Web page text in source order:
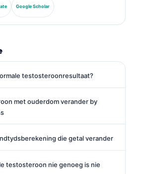
vir Kliniese Chemie, spesialiseer hy
paneelanalise, biomarker-
Google Scholar
testosteroonresultaat?
met ouderdom verander by
die getal verander
testosteroon nie genoeg is nie